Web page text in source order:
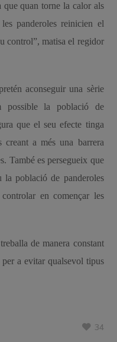
que quan torne la calor als
panderoles reinicien el
control”, matisa el regidor
aconseguir una sèrie
possible la població de
que el seu efecte tinga
creant a més una barrera
També es persegueix que
població de panderoles
en començar les
de manera constant
a evitar qualsevol tipus
34